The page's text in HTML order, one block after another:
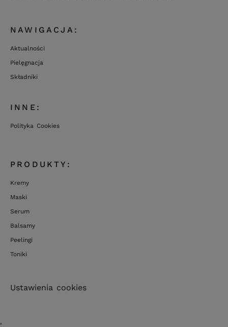
NAWIGACJA:
Aktualności
Pielęgnacja
Składniki
INNE:
Polityka Cookies
PRODUKTY:
Kremy
Maski
Serum
Balsamy
Peelingi
Toniki
Ustawienia cookies